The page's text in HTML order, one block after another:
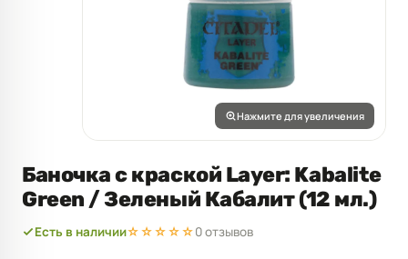
Нажмите для увеличения
Баночка с краской Layer: Kabalite
Green / Зеленый Кабалит (12 мл.)
Есть в наличии☆☆☆☆☆0 отзывов